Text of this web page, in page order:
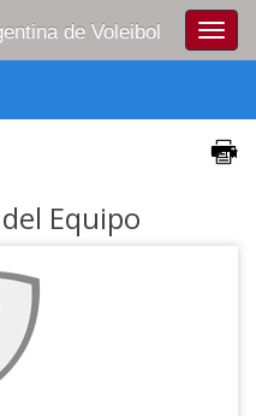
de Voleibol
Equipo